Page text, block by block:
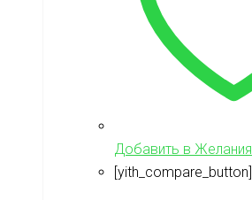
Добавить в Желания
[yith_compare_button]